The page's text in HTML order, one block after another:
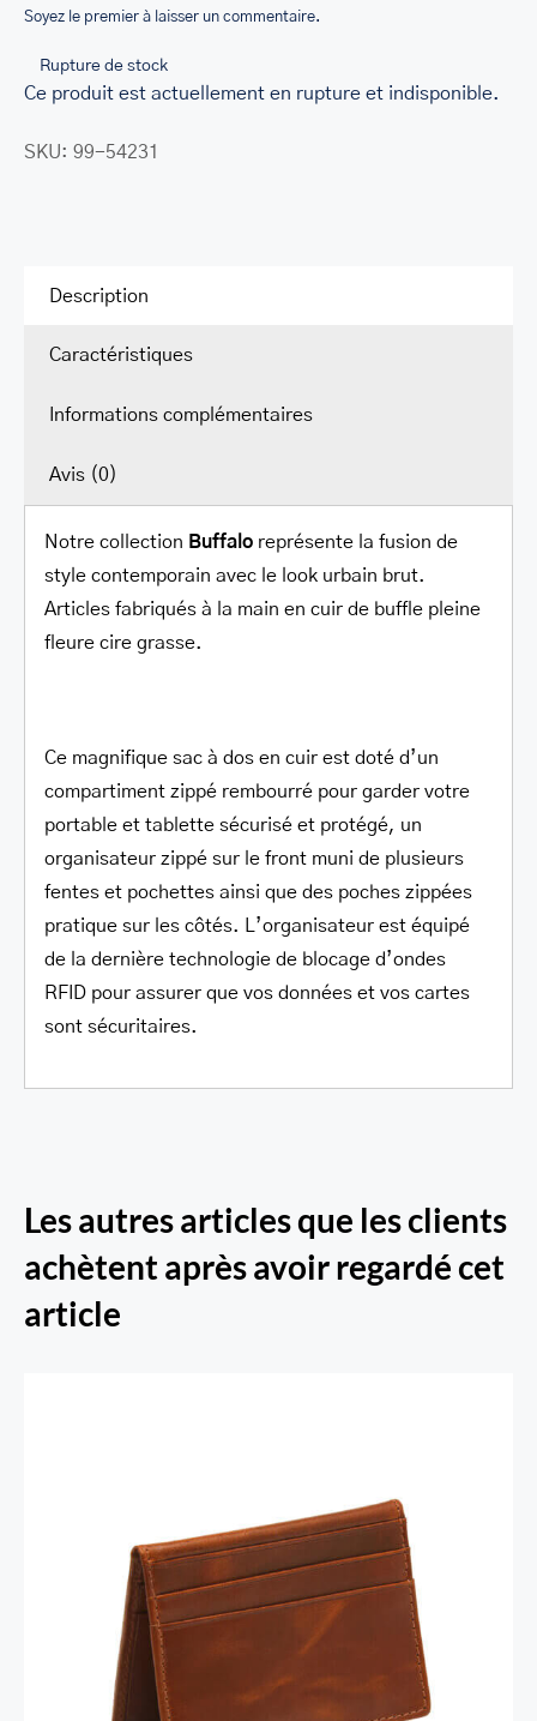
LEATHER KEY CASE
LEATHER PRODUCTS ON SALE
Soyez le premier à laisser un commentaire.
Rupture de stock
Ce produit est actuellement en rupture et indisponible.
SKU: 99-54231
Description
Caractéristiques
Informations complémentaires
Avis (0)
Notre collection Buffalo représente la fusion de
style contemporain avec le look urbain brut.
Articles fabriqués à la main en cuir de buffle pleine
fleure cire grasse.
Ce magnifique sac à dos en cuir est doté d’un
compartiment zippé rembourré pour garder votre
portable et tablette sécurisé et protégé, un
organisateur zippé sur le front muni de plusieurs
fentes et pochettes ainsi que des poches zippées
pratique sur les côtés. L’organisateur est équipé
de la dernière technologie de blocage d’ondes
RFID pour assurer que vos données et vos cartes
sont sécuritaires.
Les autres articles que les clients
achètent après avoir regardé cet
article
Porte-cartes RFID Secure